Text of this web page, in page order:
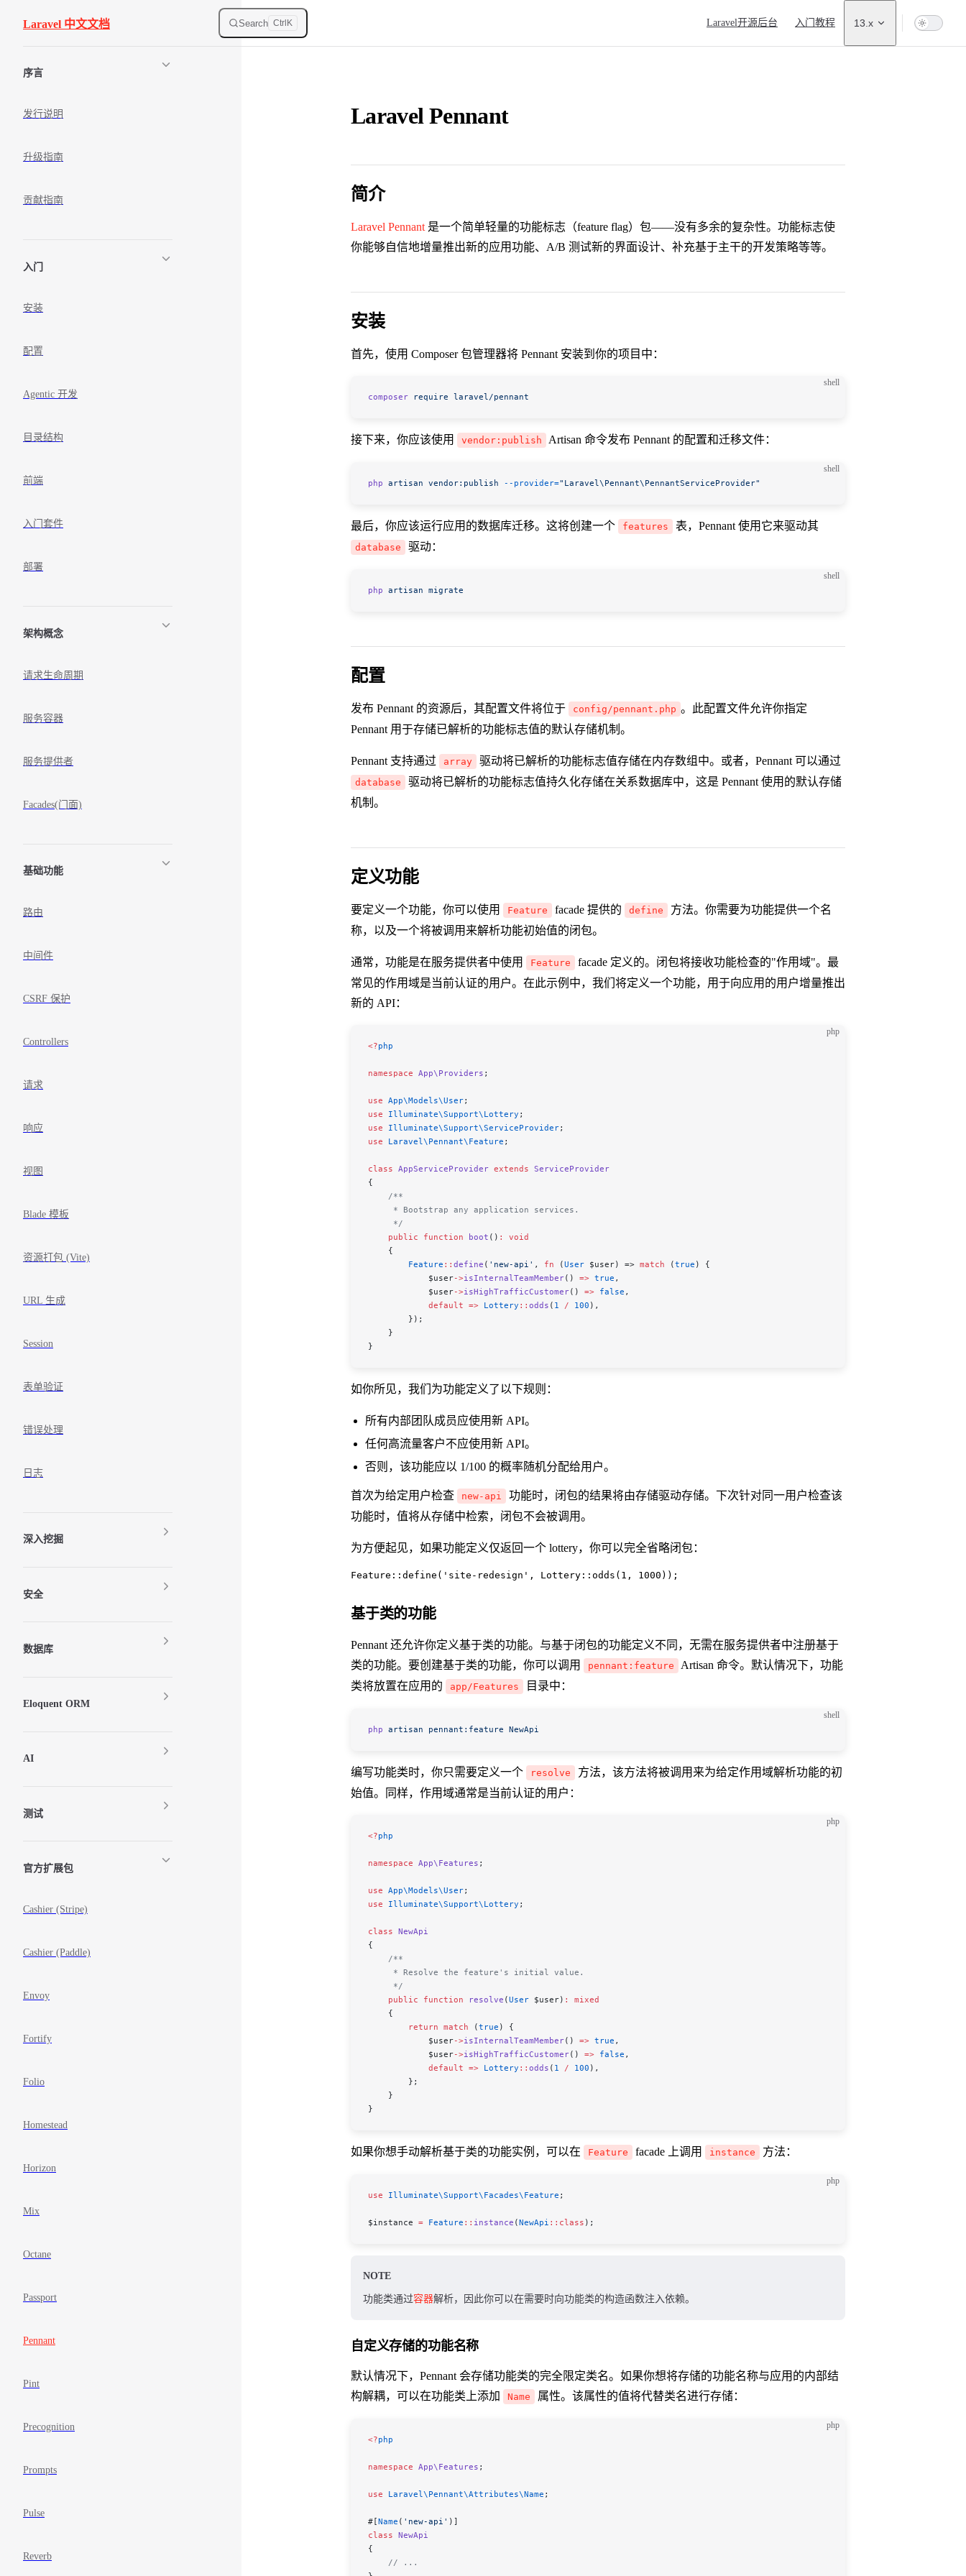
Skip to content
Laravel 中文文档 Search Ctrl K Laravel开源后台 入门教程 13.x
序言
发行说明
升级指南
贡献指南
入门
安装
配置
Agentic 开发
目录结构
前端
入门套件
部署
架构概念
请求生命周期
服务容器
服务提供者
Facades(门面)
基础功能
路由
中间件
CSRF 保护
Controllers
请求
响应
视图
Blade 模板
资源打包 (Vite)
URL 生成
Session
表单验证
错误处理
日志
深入挖掘
安全
数据库
Eloquent ORM
AI
测试
官方扩展包
Cashier (Stripe)
Cashier (Paddle)
Envoy
Fortify
Folio
Homestead
Horizon
Mix
Octane
Passport
Pennant
Pint
Precognition
Prompts
Pulse
Reverb
Laravel Pennant
简介
Laravel Pennant是一个简单轻量的功能标志（feature flag）包——没有多余的复杂性。功能标志使
你能够自信地增量推出新的应用功能、A/B 测试新的界面设计、补充基于主干的开发策略等等。
安装
首先，使用 Composer 包管理器将 Pennant 安装到你的项目中：
shell
composer require laravel/pennant
接下来，你应该使用 vendor:publish Artisan 命令发布 Pennant 的配置和迁移文件：
shell
php artisan vendor:publish --provider="Laravel\Pennant\PennantServiceProvider"
最后，你应该运行应用的数据库迁移。这将创建一个 features 表，Pennant 使用它来驱动其
database 驱动：
shell
php artisan migrate
配置
发布 Pennant 的资源后，其配置文件将位于 config/pennant.php 。此配置文件允许你指定
Pennant 用于存储已解析的功能标志值的默认存储机制。
Pennant 支持通过 array 驱动将已解析的功能标志值存储在内存数组中。或者，Pennant 可以通过
database
驱动将已解析的功能标志值持久化存储在关系数据库中，这是 Pennant 使用的默认存储
机制。
定义功能
要定义一个功能，你可以使用 Feature facade 提供的 define
方法。你需要为功能提供一个名
称，以及一个将被调用来解析功能初始值的闭包。
通常，功能是在服务提供者中使用 Feature
facade 定义的。闭包将接收功能检查的"作用域"。最
常见的作用域是当前认证的用户。在此示例中，我们将定义一个功能，用于向应用的用户增量推出
新的 API：
php
<?php
namespace App\Providers ;
use App\Models\User;
use Illuminate\Support\Lottery ;
use Illuminate\Support\ServiceProvider;
use Laravel\Pennant\Feature ;
class AppServiceProvider extends ServiceProvider
{
    /**
     * Bootstrap any application services.
     */
    public
function boot () :
void
    {
        Feature
:: define ( 'new-api' , fn (User $user) => match (true ) {
            $user
->isInternalTeamMember() => true ,
            $user
->isHighTrafficCustomer() => false ,
            default
=> Lottery :: odds ( 1 / 100 ),
        });
    }
}
如你所见，我们为功能定义了以下规则：
所有内部团队成员应使用新 API。
任何高流量客户不应使用新 API。
否则，该功能应以 1/100 的概率随机分配给用户。
首次为给定用户检查 new-api
功能时，闭包的结果将由存储驱动存储。下次针对同一用户检查该
功能时，值将从存储中检索，闭包不会被调用。
为方便起见，如果功能定义仅返回一个 lottery，你可以完全省略闭包：
基于类的功能
Pennant 还允许你定义基于类的功能。与基于闭包的功能定义不同，无需在服务提供者中注册基于
类的功能。要创建基于类的功能，你可以调用
pennant:feature
Artisan 命令。默认情况下，功能
类将放置在应用的
app/Features 目录中：
shell
php artisan pennant:feature NewApi
编写功能类时，你只需要定义一个 resolve
方法，该方法将被调用来为给定作用域解析功能的初
始值。同样，作用域通常是当前认证的用户：
php
<?php
namespace App\Features ;
use App\Models\User;
use Illuminate\Support\Lottery ;
class NewApi
{
    /**
     * Resolve the feature's initial value.
     */
    public
function resolve (User $user) :
mixed
    {
        return
match (true ) {
            $user
->isInternalTeamMember() => true ,
            $user
->isHighTrafficCustomer() => false ,
            default
=> Lottery :: odds ( 1 / 100 ),
        };
    }
}
如果你想手动解析基于类的功能实例，可以在 Feature facade 上调用 instance 方法：
php
use Illuminate\Support\Facades\Feature ;
$instance = Feature :: instance (NewApi :: class );
NOTE
功能类通过容器解析，因此你可以在需要时向功能类的构造函数注入依赖。
自定义存储的功能名称
默认情况下，Pennant 会存储功能类的完全限定类名。如果你想将存储的功能名称与应用的内部结
构解耦，可以在功能类上添加
Name 属性。该属性的值将代替类名进行存储：
php
<?php
namespace App\Features ;
use Laravel\Pennant\Attributes\Name ;
#[Name ( 'new-api' )]
class NewApi
{
    // ...